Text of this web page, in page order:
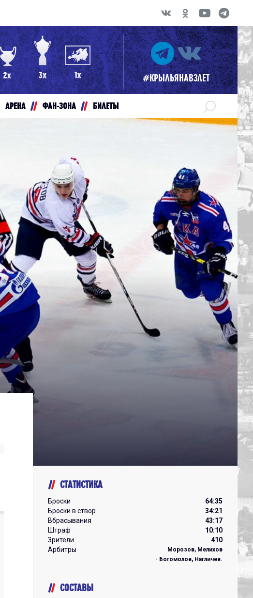
#КРЫЛЬЯНАВЗЛЕТ
АРЕНА ФАН-ЗОНА БИЛЕТЫ
СТАТИСТИКА
Броски
64:35
Броски в створ
34:21
Вбрасывания
43:17
Штраф
10:10
Зрители
410
Арбитры
Морозов, Мелихов
- Богомолов, Нагличев.
СОСТАВЫ